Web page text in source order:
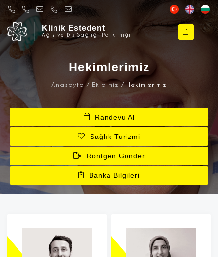
Klinik Estedent
Ağız ve Diş Sağlığı Polikliniği
Hekimlerimiz
Anasayfa Ekibimiz Hekimlerimiz
Randevu Al
Sağlık Turizmi
Röntgen Gönder
Banka Bilgileri
Klinik Estedent
Klinik Estedent
Size nasıl yardımcı olabilirim ?